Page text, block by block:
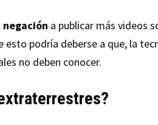
negación a publicar más videos
esto podría deberse a que, la
no deben conocer.